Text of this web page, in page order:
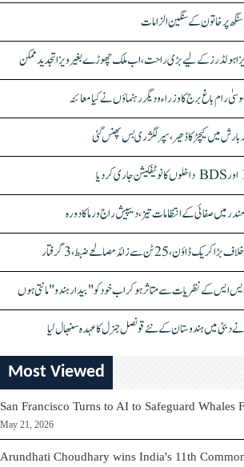
پر خاتون کے سنگین الزامات
رام باغ برج کا وزراء و دیگر رہنماؤں نے کیا معائنہ
میں کیچڑ کا ڈھیر، سپر لگژری بس پھنس گئی
میں صفائی کے انتظامات تیز، دیپیش راج ورما کا دورہ
ٹن سے زائد مصالحے ضبط، 3 گرفتار
ایس ایس کے نظریات سے متاثر ہو کر اب خود کو "بیدار ہندو" مانتی ہوں
دبئی میں ہندوستان کے نئے قونصل جنرل کا عہدہ سنبھال لیا
Most Viewed
San Francisco Turns to AI to Safeguard Whales
May 21, 2026
Arundhati Choudhary wins India's 11th